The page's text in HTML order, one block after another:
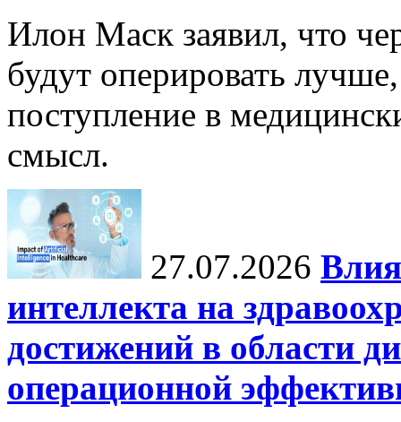
Илон Маск заявил, что
будут оперировать
поступление в
смысл.
27.07.2026
интеллекта на
достижений в области
операционной